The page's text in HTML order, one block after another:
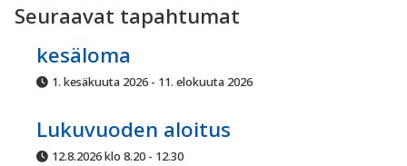
12:00
Seuraavat tapahtumat
kesäloma
1. kesäkuuta 2026 - 11. elokuuta 2026
Lukuvuoden aloitus
12.8.2026 klo 8.20 - 12.30